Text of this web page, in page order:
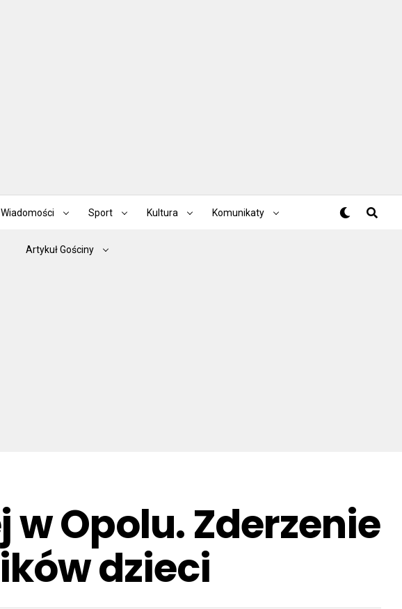
Wiadomości Sport Kultura Komunikaty
Artykuł Gościny
Opolu. Zderzenie
dzieci